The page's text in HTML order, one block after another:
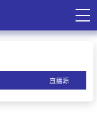
直播源